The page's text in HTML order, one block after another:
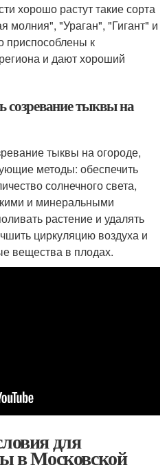
хорошо растут такие сорта
молния", "Ураган", "Гигант" и
приспособлены к
и дают хороший
созревание тыквы на
тыквы на огороде,
методы: обеспечить
солнечного света,
и минеральными
растение и удалять
циркуляцию воздуха и
вещества в плодах.
для
в Московской